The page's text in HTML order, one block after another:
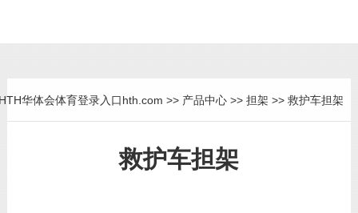
华体会体育登录入口hth.com >> 产品中心 >>担架 >>救护车担架
救护车担架